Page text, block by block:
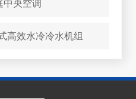
央空调
高效水冷冷水机组